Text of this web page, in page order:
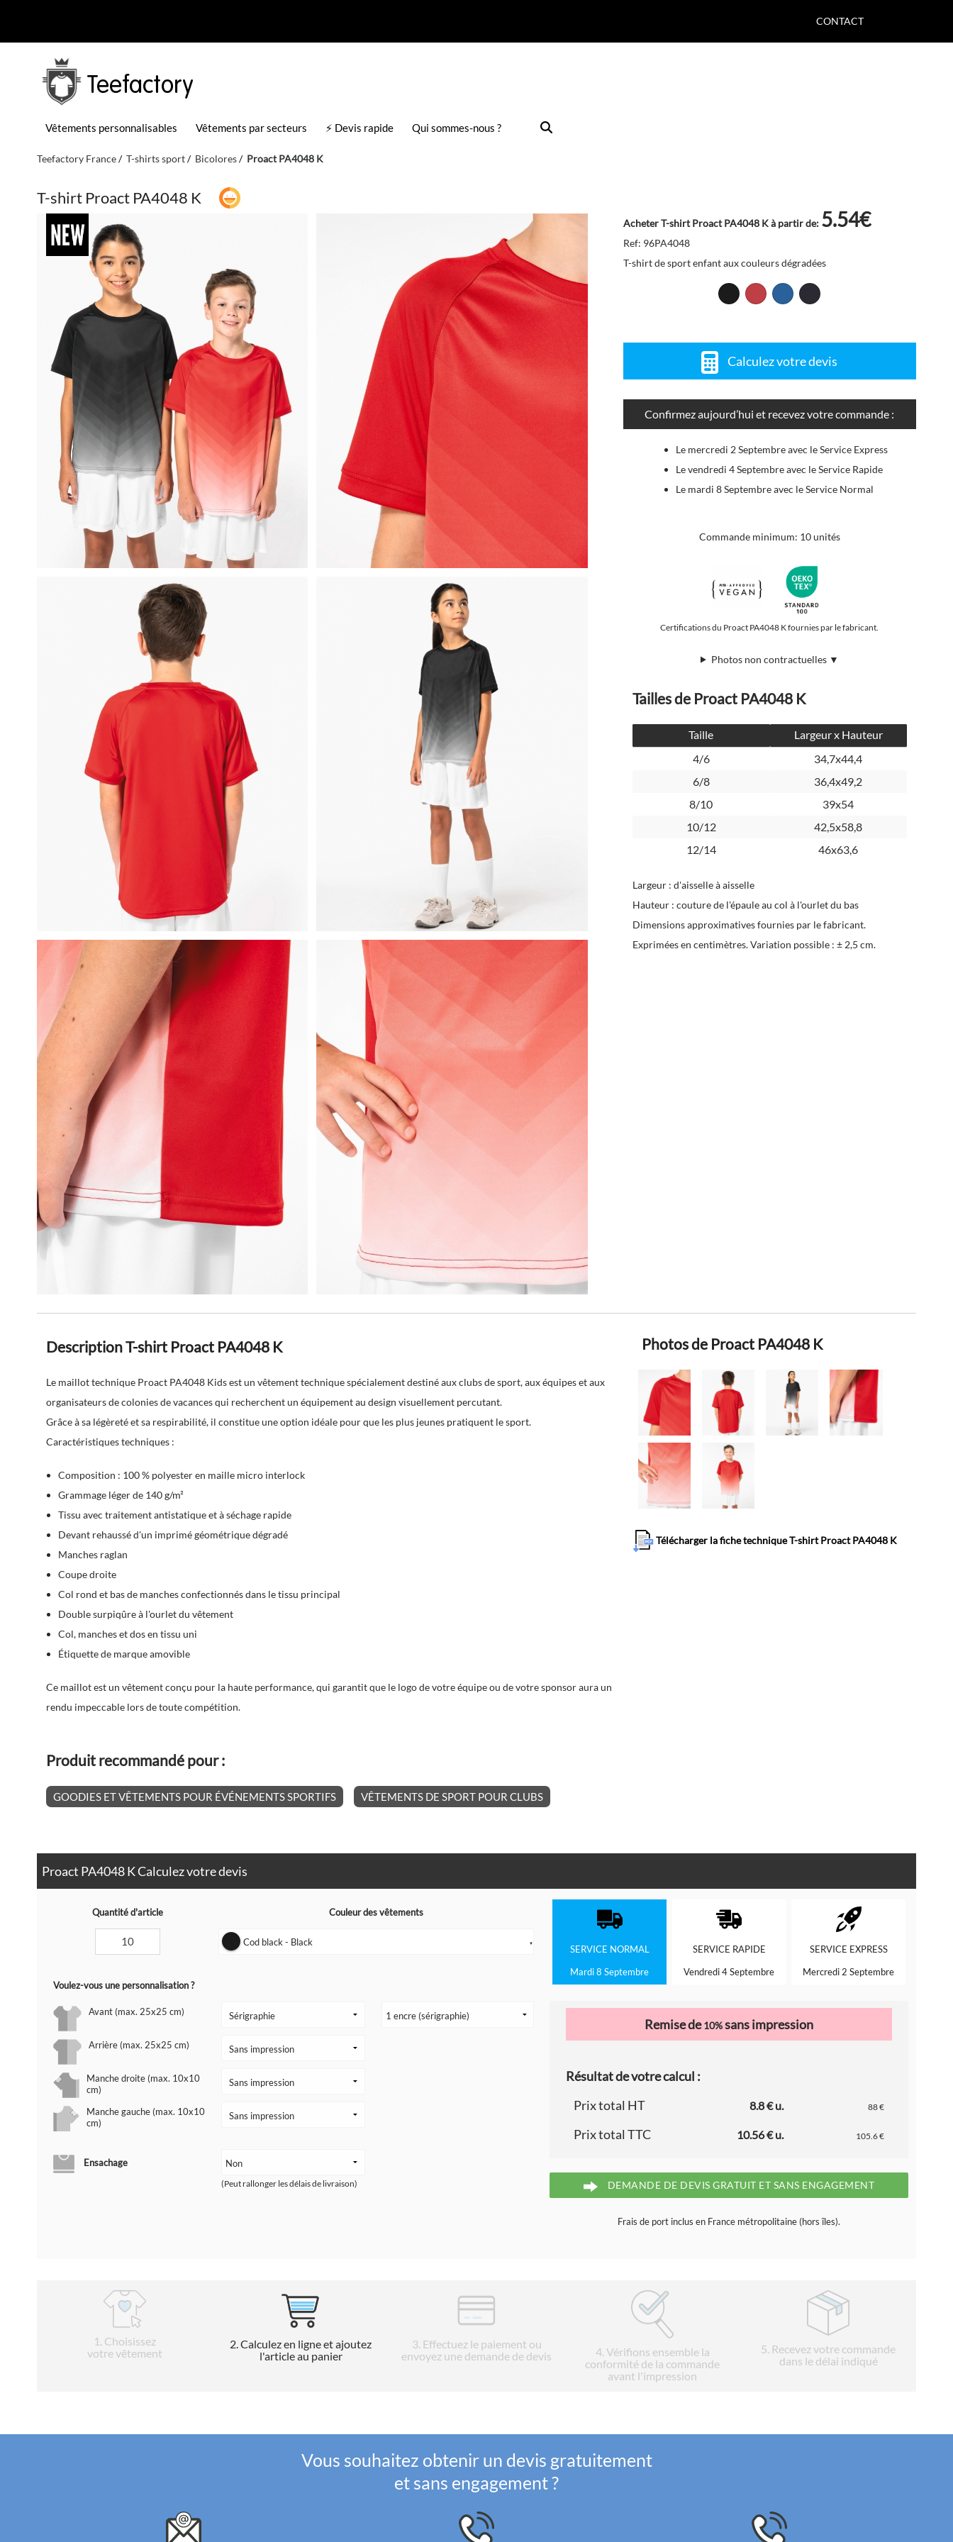
CONTACT
Teefactory
Vêtements personnalisables Vêtements par secteurs ⚡ Devis rapide Qui sommes-nous ?
Teefactory France T-shirts sport Bicolores Proact PA4048 K
T-shirt Proact PA4048 K
Acheter T-shirt Proact PA4048 K à partir de: 5.54€
Ref: 96PA4048
T-shirt de sport enfant aux couleurs dégradées
Calculez votre devis
Confirmez aujourd’hui et recevez votre commande :
Le mercredi 2 Septembre avec le Service Express
Le vendredi 4 Septembre avec le Service Rapide
Le mardi 8 Septembre avec le Service Normal
Commande minimum: 10 unités
Certifications du Proact PA4048 K fournies par le fabricant.
Photos non contractuelles ▼
Tailles de Proact PA4048 K
Taille
Largeur x Hauteur
4/6
34,7x44,4
6/8
36,4x49,2
8/10
39x54
10/12
42,5x58,8
12/14
46x63,6
Largeur : d'aisselle à aisselle
Hauteur : couture de l'épaule au col à l'ourlet du bas
Dimensions approximatives fournies par le fabricant.
Exprimées en centimètres. Variation possible : ± 2,5 cm.
Description T-shirt Proact PA4048 K
Le maillot technique Proact PA4048 Kids est un vêtement technique spécialement destiné aux clubs de sport, aux équipes et aux
organisateurs de colonies de vacances qui recherchent un équipement au design visuellement percutant.
Grâce à sa légèreté et sa respirabilité, il constitue une option idéale pour que les plus jeunes pratiquent le sport.
Caractéristiques techniques :
Composition : 100 % polyester en maille micro interlock
Grammage léger de 140 g/m²
Tissu avec traitement antistatique et à séchage rapide
Devant rehaussé d'un imprimé géométrique dégradé
Manches raglan
Coupe droite
Col rond et bas de manches confectionnés dans le tissu principal
Double surpiqûre à l'ourlet du vêtement
Col, manches et dos en tissu uni
Étiquette de marque amovible
Ce maillot est un vêtement conçu pour la haute performance, qui garantit que le logo de votre équipe ou de votre sponsor aura un
rendu impeccable lors de toute compétition.
Produit recommandé pour :
GOODIES ET VÊTEMENTS POUR ÉVÉNEMENTS SPORTIFS VÊTEMENTS DE SPORT POUR CLUBS
Photos de Proact PA4048 K
Télécharger la fiche technique T-shirt Proact PA4048 K
Proact PA4048 K Calculez votre devis
Quantité d'article Couleur des vêtements
Cod black - Black ▼
Voulez-vous une personnalisation ?
Avant (max. 25x25 cm)
Arrière (max. 25x25 cm)
Manche droite (max. 10x10
cm)
Manche gauche (max. 10x10
cm)
Ensachage
(Peut rallonger les délais de livraison)
SERVICE NORMAL
Mardi 8 Septembre
SERVICE RAPIDE
Vendredi 4 Septembre
SERVICE EXPRESS
Mercredi 2 Septembre
Remise de10%sans impression
Résultat de votre calcul :
Prix total HT
8.8 € u. 88 €
Prix total TTC 10.56 € u. 105.6 €
DEMANDE DE DEVIS GRATUIT ET SANS ENGAGEMENT
Frais de port inclus en France métropolitaine (hors îles).
1 . Choisissez
votre vêtement
2. Calculez en ligne et ajoutez
l'article au panier
3. Effectuez le paiement ou
envoyez une demande de devis
4. Vérifions ensemble la
conformité de la commande
avant l'impression
5. Recevez votre commande
dans le délai indiqué
Vous souhaitez obtenir un devis gratuitement
et sans engagement ?